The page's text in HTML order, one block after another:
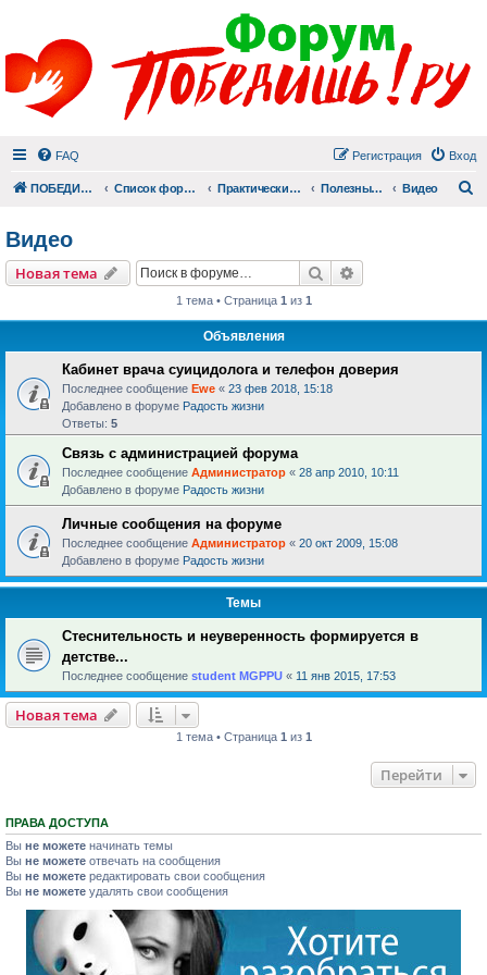
FAQ Вход
Регистрация
ПОБЕДИШЬ.РУ Список форумов Практический раздел Полезные материалы Видео
Видео
Новая тема Поиск
1 тема • Страница 1 из 1
Объявления
Кабинет врача суицидолога и телефон доверия
Последнее сообщение Ewe « 23 фев 2018, 15:18
Добавлено в форуме Радость жизни
Ответы: 5
Связь с администрацией форума
Последнее сообщение Администратор « 28 апр 2010, 10:11
Добавлено в форуме Радость жизни
Личные сообщения на форуме
Последнее сообщение Администратор « 20 окт 2009, 15:08
Добавлено в форуме Радость жизни
Темы
Стеснительность и неуверенность формируется в
детстве...
Последнее сообщение student MGPPU « 11 янв 2015, 17:53
Новая тема
1 тема • Страница 1 из 1
Перейти
ПРАВА ДОСТУПА
Вы не можете начинать темы
Вы не можете отвечать на сообщения
Вы не можете редактировать свои сообщения
Вы не можете удалять свои сообщения